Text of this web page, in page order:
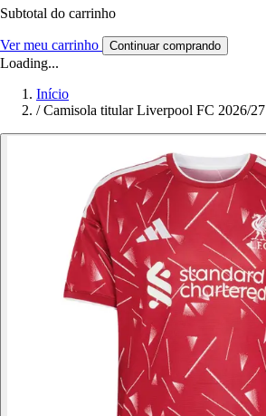
Subtotal do carrinho
Ver meu carrinho Continuar comprando
Loading...
Início
/ Camisola titular Liverpool FC 2026/27